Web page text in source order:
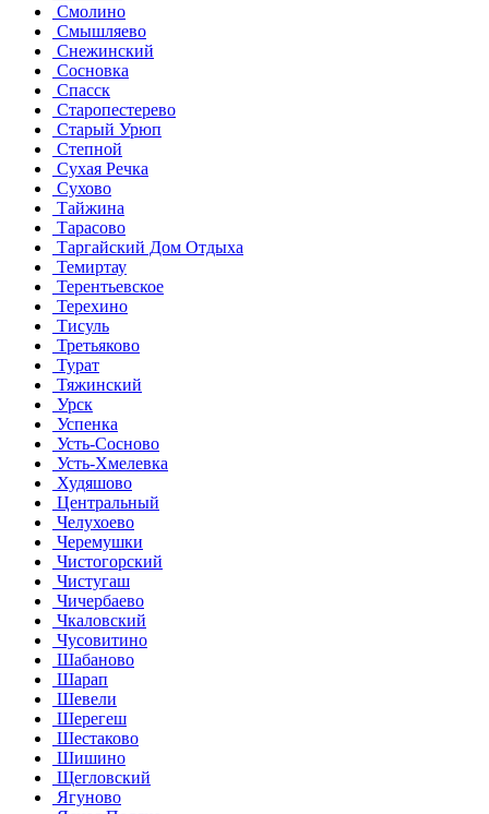
Смолино
Смышляево
Снежинский
Сосновка
Спасск
Старопестерево
Старый Урюп
Степной
Сухая Речка
Сухово
Тайжина
Тарасово
Таргайский Дом Отдыха
Темиртау
Терентьевское
Терехино
Тисуль
Третьяково
Турат
Тяжинский
Урск
Успенка
Усть-Сосново
Усть-Хмелевка
Худяшово
Центральный
Челухоево
Черемушки
Чистогорский
Чистугаш
Чичербаево
Чкаловский
Чусовитино
Шабаново
Шарап
Шевели
Шерегеш
Шестаково
Шишино
Щегловский
Ягуново